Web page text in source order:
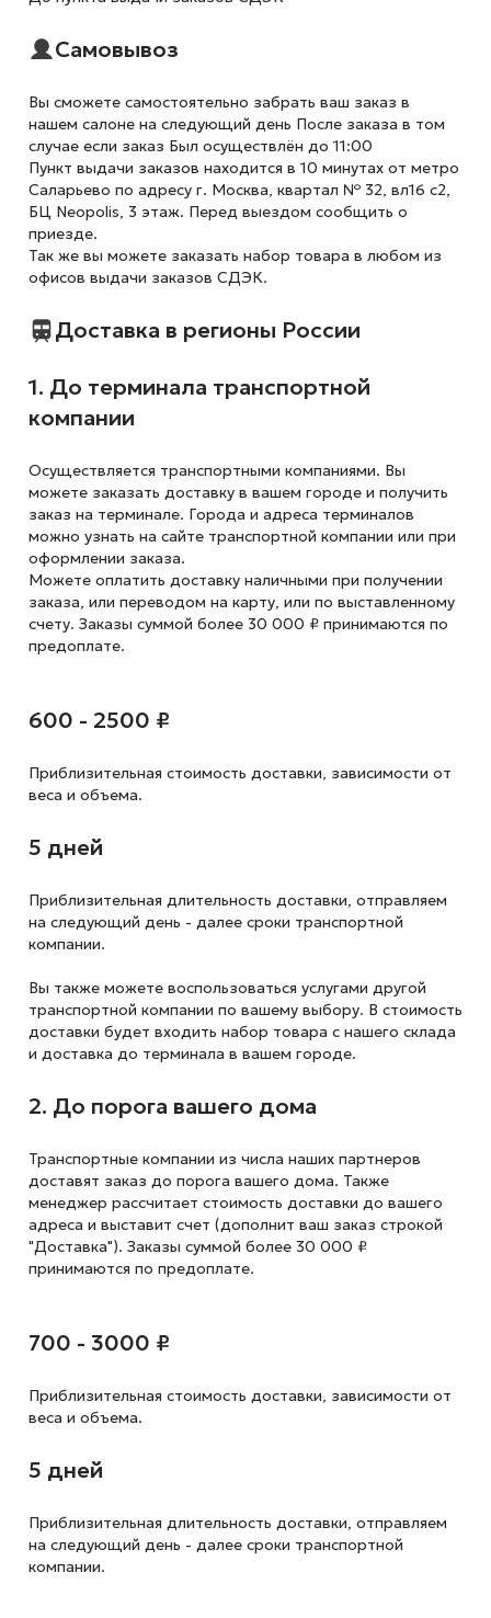
Самовывоз
Вы сможете самостоятельно забрать ваш заказ в
нашем салоне на следующий день После заказа в том
случае если заказ Был осуществлён до 11:00
Пункт выдачи заказов находится в 10 минутах от метро
Саларьево по адресу г. Москва, квартал № 32, вл16 с2,
БЦ Neopolis, 3 этаж. Перед выездом сообщить о
приезде.
Так же вы можете заказать набор товара в любом из
офисов выдачи заказов СДЭК.
Доставка в регионы России
1. До терминала транспортной
компании
Осуществляется транспортными компаниями. Вы
можете заказать доставку в вашем городе и получить
заказ на терминале. Города и адреса терминалов
можно узнать на сайте транспортной компании или при
оформлении заказа.
Можете оплатить доставку наличными при получении
заказа, или переводом на карту, или по выставленному
счету. Заказы суммой более 30 000 ₽ принимаются по
предоплате.
600 - 2500 ₽
Приблизительная стоимость доставки, зависимости от
веса и объема.
5 дней
Приблизительная длительность доставки, отправляем
на следующий день - далее сроки транспортной
компании.
Вы также можете воспользоваться услугами другой
транспортной компании по вашему выбору. В стоимость
доставки будет входить набор товара с нашего склада
и доставка до терминала в вашем городе.
2. До порога вашего дома
Транспортные компании из числа наших партнеров
доставят заказ до порога вашего дома. Также
менеджер рассчитает стоимость доставки до вашего
адреса и выставит счет (дополнит ваш заказ строкой
"Доставка"). Заказы суммой более 30 000 ₽
принимаются по предоплате.
700 - 3000 ₽
Приблизительная стоимость доставки, зависимости от
веса и объема.
5 дней
Приблизительная длительность доставки, отправляем
на следующий день - далее сроки транспортной
компании.